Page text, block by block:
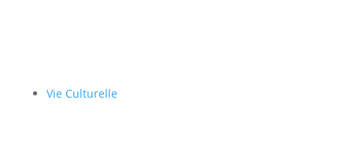
Vie Culturelle